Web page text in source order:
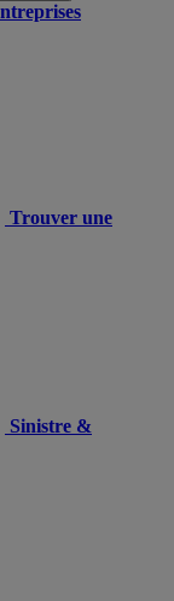
Trouver une
Sinistre &